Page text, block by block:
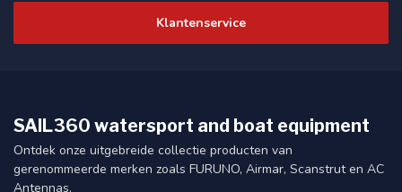
Klantenservice
SAIL360 watersport and boat equipment
Ontdek onze uitgebreide collectie producten van
gerenommeerde merken zoals FURUNO, Airmar, Scanstrut en AC
Antennas.